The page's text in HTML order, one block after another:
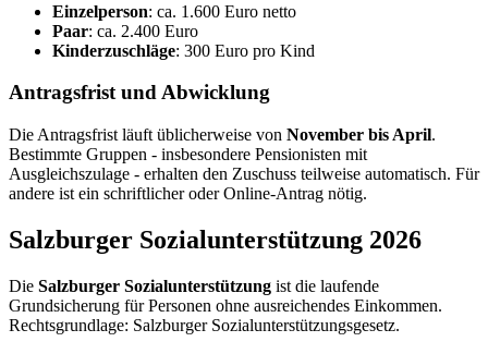
Einzelperson: ca. 1.600 Euro netto
Paar: ca. 2.400 Euro
Kinderzuschläge: 300 Euro pro Kind
Antragsfrist und Abwicklung
Die Antragsfrist läuft üblicherweise von November bis April.
Bestimmte Gruppen - insbesondere Pensionisten mit
Ausgleichszulage - erhalten den Zuschuss teilweise automatisch. Für
andere ist ein schriftlicher oder Online-Antrag nötig.
Salzburger Sozialunterstützung 2026
Die Salzburger Sozialunterstützung ist die laufende
Grundsicherung für Personen ohne ausreichendes Einkommen.
Rechtsgrundlage: Salzburger Sozialunterstützungsgesetz.